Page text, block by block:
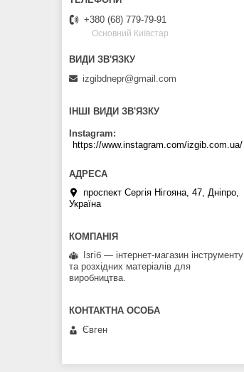
+380 (68) 779-79-91
Основний Київстар
izgibdnepr@gmail.com
ІНШІ ВИДИ ЗВ'ЯЗКУ
Instagram
https://www.instagram.com/izgib.com.ua/
проспект Сергія Нігояна, 47, Дніпро,
Україна
Ізгіб — інтернет-магазин інструменту
та розхідних матеріалів для
виробництва.
Євген